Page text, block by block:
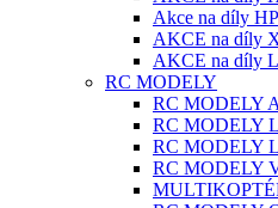
Akce na díly
AKCE na díly
AKCE na díly
RC MODELY
RC MODELY
RC MODELY
RC MODELY
RC MODELY